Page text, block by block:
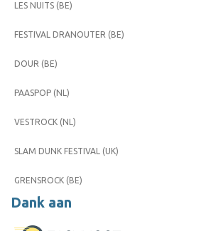
LES NUITS (BE)
FESTIVAL DRANOUTER (BE)
DOUR (BE)
PAASPOP (NL)
VESTROCK (NL)
SLAM DUNK FESTIVAL (UK)
GRENSROCK (BE)
Dank aan